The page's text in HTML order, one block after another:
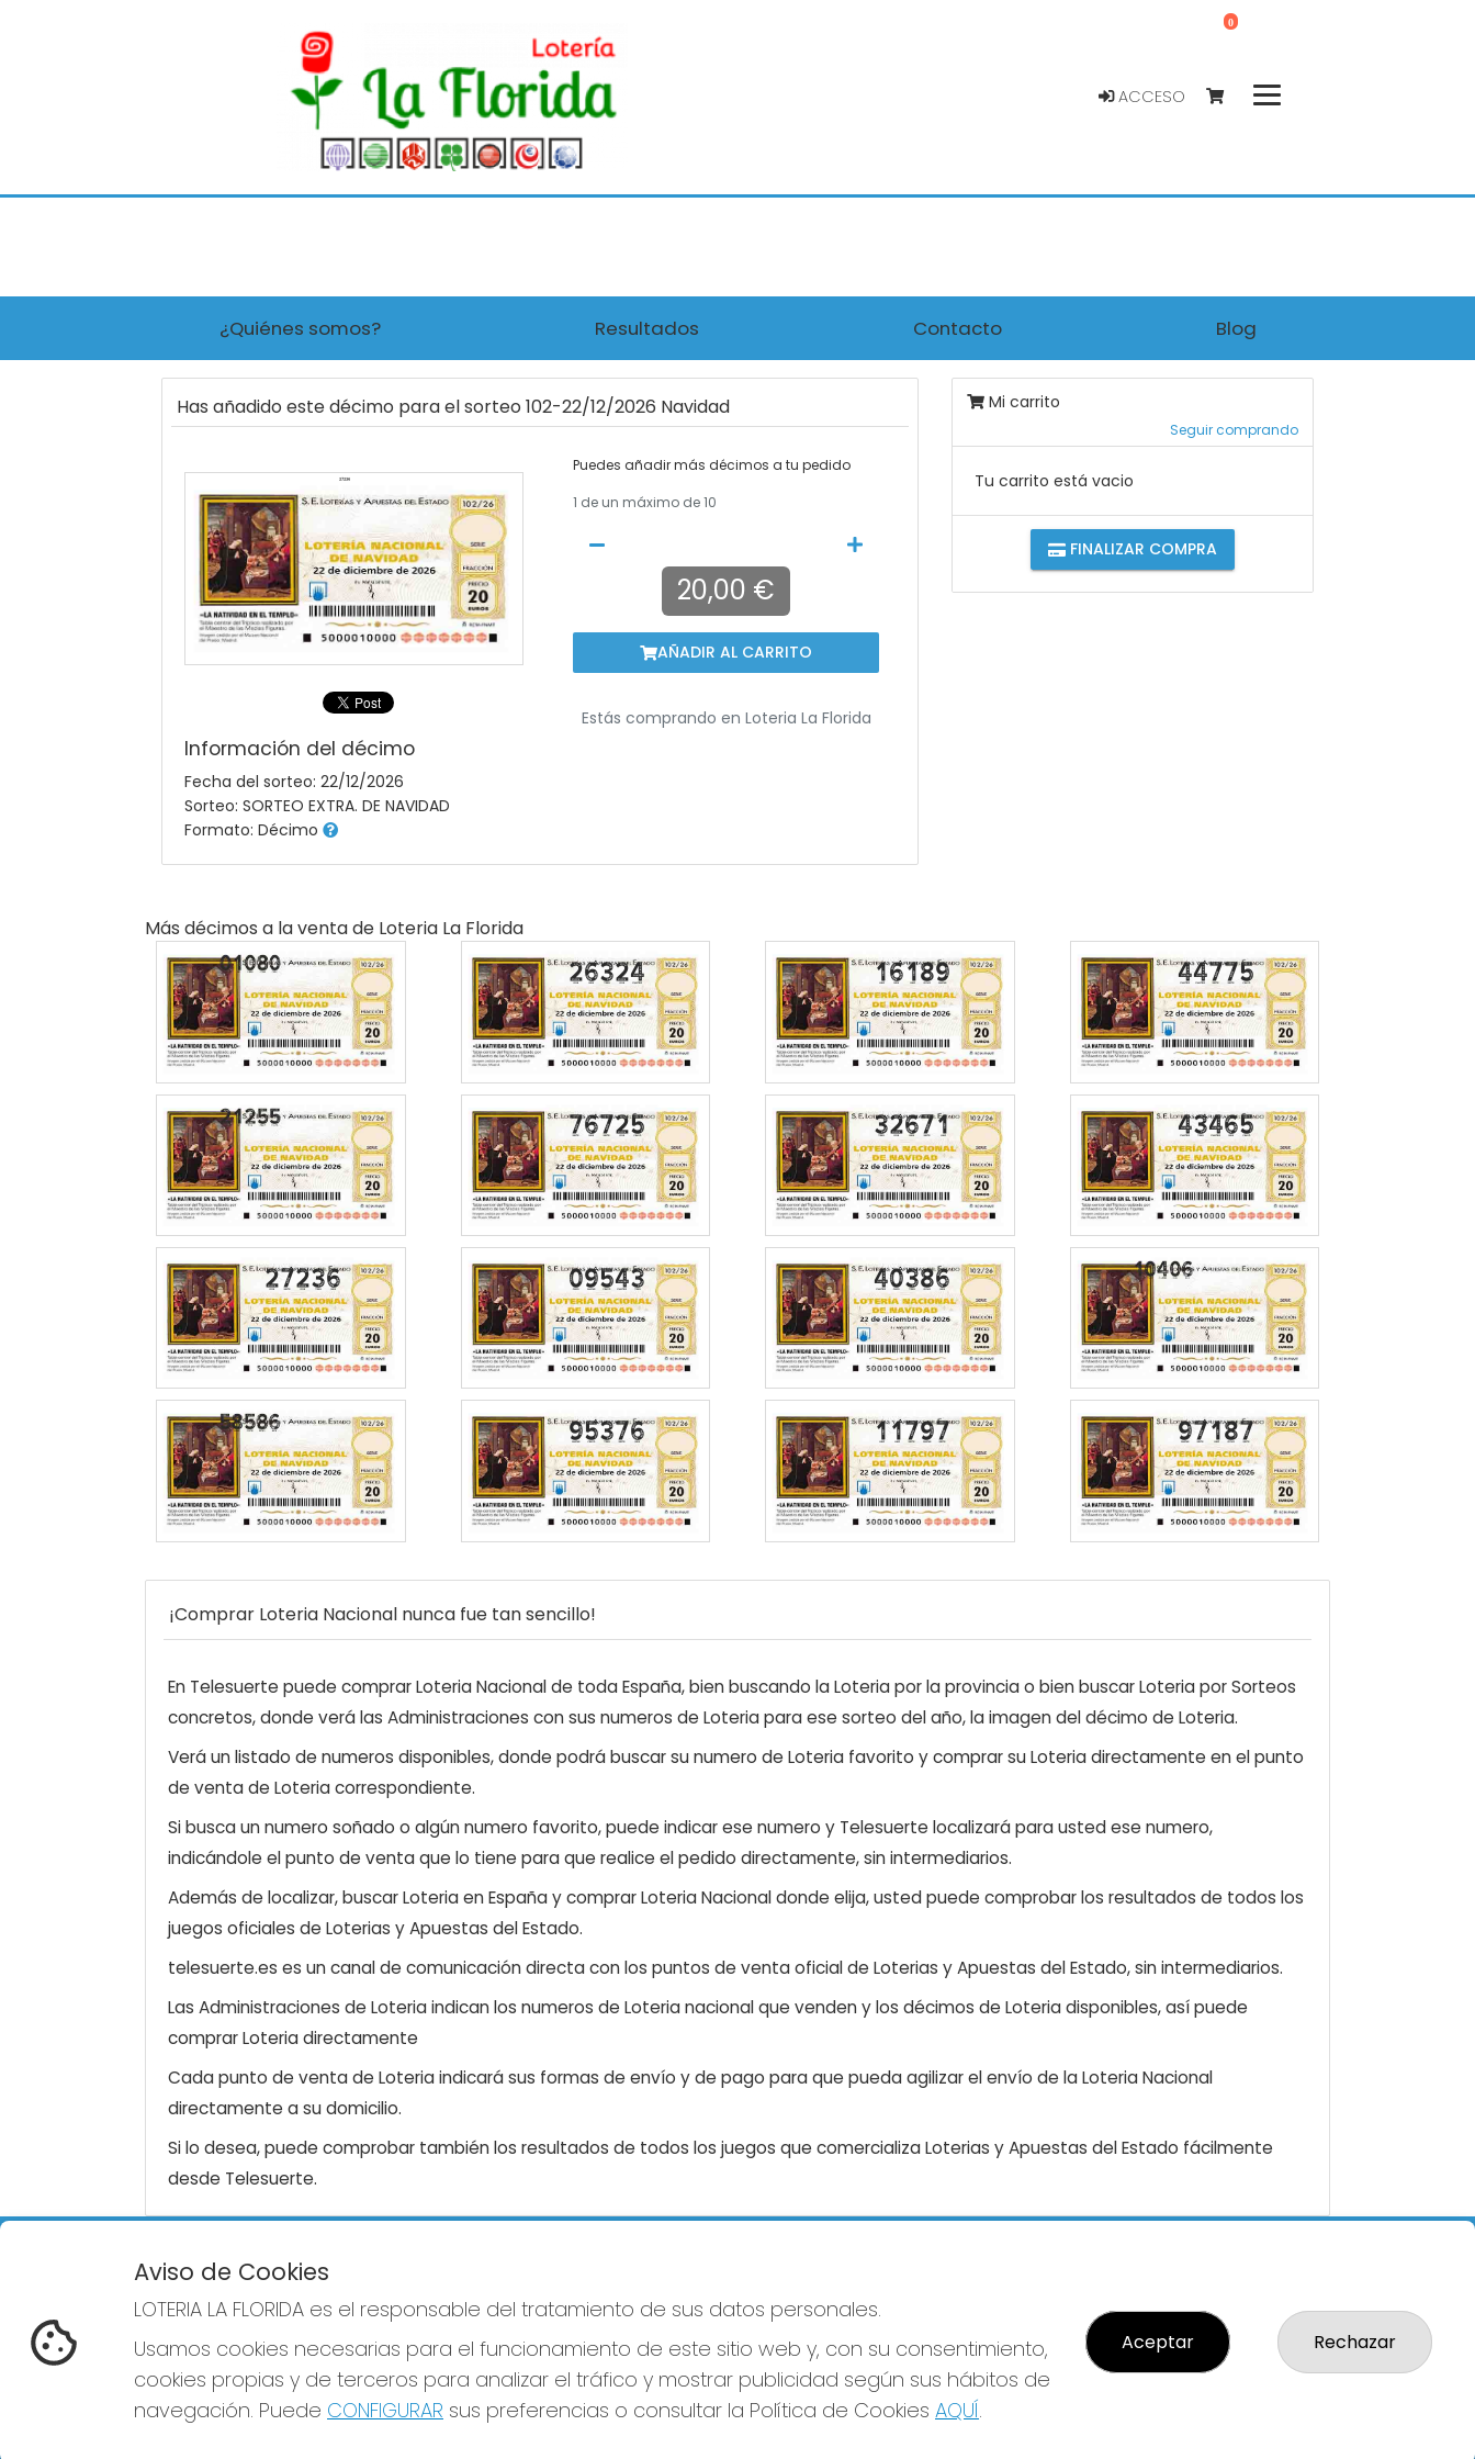
ACCESO
0
¿Quiénes somos? Resultados Contacto Blog
Has añadido este décimo para el sorteo 102-22/12/2026 Navidad
27236
Información del décimo
Fecha del sorteo: 22/12/2026
Sorteo: SORTEO EXTRA. DE NAVIDAD
Formato: Décimo
Puedes añadir más décimos a tu pedido
1 de un máximo de 10
20,00 €
AÑADIR AL CARRITO
Estás comprando en Loteria La Florida
Mi carrito
Seguir comprando
Tu carrito está vacio
FINALIZAR COMPRA
Más décimos a la venta de Loteria La Florida
26324 16189 44775
76725 32671 43465
27236 09543 40386
95376 11797 97187
¡Comprar Loteria Nacional nunca fue tan sencillo!
En Telesuerte puede comprar Loteria Nacional de toda España, bien buscando la Loteria por la provincia o bien buscar Loteria por Sorteos
concretos, donde verá las Administraciones con sus numeros de Loteria para ese sorteo del año, la imagen del décimo de Loteria.
Verá un listado de numeros disponibles, donde podrá buscar su numero de Loteria favorito y comprar su Loteria directamente en el punto
de venta de Loteria correspondiente.
Si busca un numero soñado o algún numero favorito, puede indicar ese numero y Telesuerte localizará para usted ese numero,
indicándole el punto de venta que lo tiene para que realice el pedido directamente, sin intermediarios.
Además de localizar, buscar Loteria en España y comprar Loteria Nacional donde elija, usted puede comprobar los resultados de todos los
juegos oficiales de Loterias y Apuestas del Estado.
telesuerte.es es un canal de comunicación directa con los puntos de venta oficial de Loterias y Apuestas del Estado, sin intermediarios.
Las Administraciones de Loteria indican los numeros de Loteria nacional que venden y los décimos de Loteria disponibles, así puede
comprar Loteria directamente
Cada punto de venta de Loteria indicará sus formas de envío y de pago para que pueda agilizar el envío de la Loteria Nacional
directamente a su domicilio.
Si lo desea, puede comprobar también los resultados de todos los juegos que comercializa Loterias y Apuestas del Estado fácilmente
desde Telesuerte.
LOTERIA LA FLORIDA
¿Quiénes somos?
Resultados
Contacto
Blog
LOTERIA LA FLORIDA
ADMINISTRACION DE LOTERIAS: 14-
LA CORUÑA - RECEPTOR OFICIAL:
981229724
loterialaflorida@gmail.com
Aviso Legal
Política de Privacidad
Política de Cookies
Condiciones de Compra
Aviso de Cookies
LOTERIA LA FLORIDA es el responsable del tratamiento de sus datos personales.
Usamos cookies necesarias para el funcionamiento de este sitio web y, con su consentimiento,
cookies propias y de terceros para analizar el tráfico y mostrar publicidad según sus hábitos de
navegación. Puede CONFIGURAR sus preferencias o consultar la Política de Cookies AQUÍ.
Aceptar Rechazar